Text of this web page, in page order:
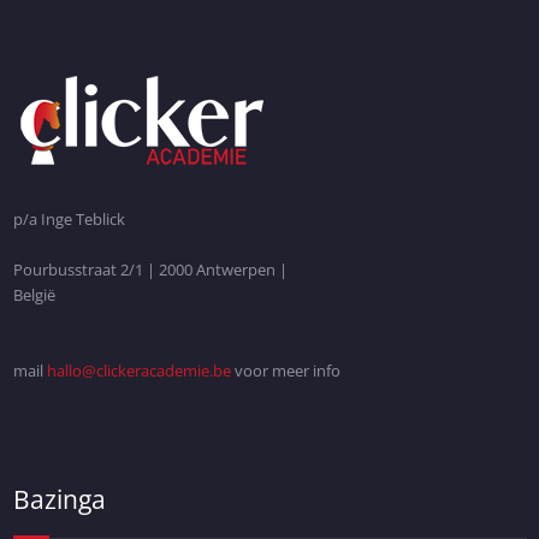
p/a Inge Teblick
Pourbusstraat 2/1 | 2000 Antwerpen |
België
mail hallo@clickeracademie.bevoor meer info
Bazinga